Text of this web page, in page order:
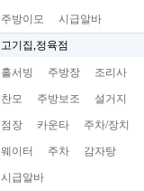
주방이모 시급알바
고기집,정육점
홀서빙 주방장 조리사
찬모 주방보조 설거지
점장 카운타 주차/장치
웨이터 주차 감자탕
시급알바